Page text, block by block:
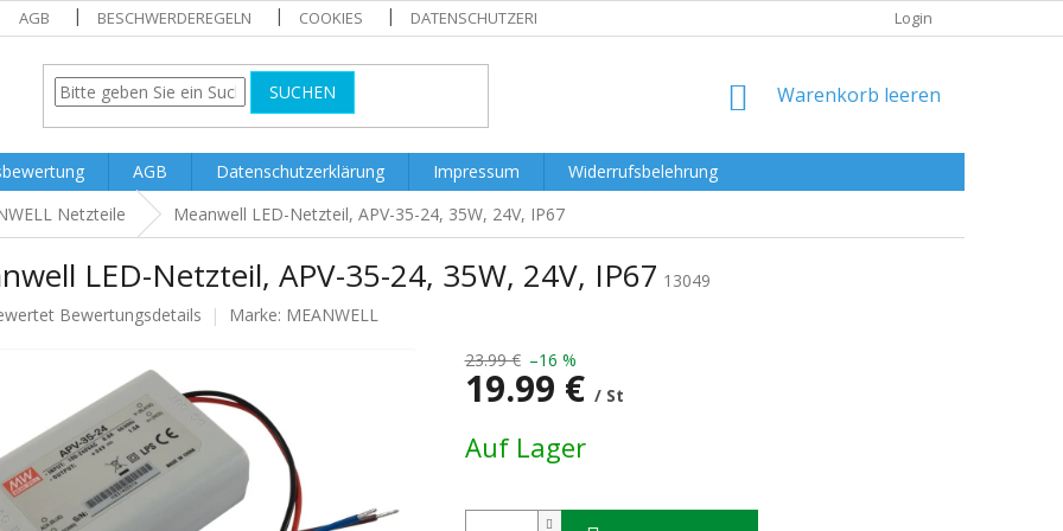
AGB BESCHWERDEREGELN COOKIES DATENSCHUTZERKLÄRUNG Login
SUCHEN WARENKORB
Warenkorb leeren
AGB Datenschutzerklärung Impressum
Widerrufsbelehrung
Netzteile Meanwell LED-Netzteil, APV-35-24, 35W, 24V, IP67
LED-Netzteil, APV-35-24, 35W, 24V, IP67 13049
Bewertungsdetails Marke: MEANWELL
23.99 € –16 %
19.99 € / St
Auf Lager